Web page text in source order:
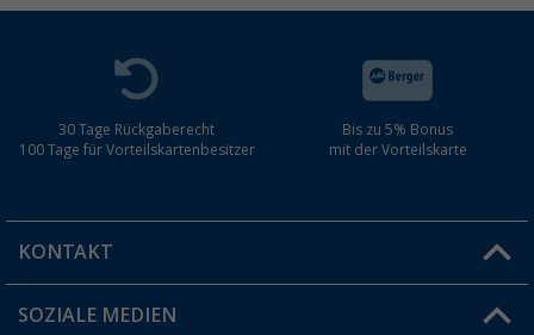
30 Tage Rückgaberecht
100 Tage für Vorteilskartenbesitzer
Bis zu 5% Bonus
mit der Vorteilskarte
KONTAKT
Du hast eine Frage?
SOZIALE MEDIEN